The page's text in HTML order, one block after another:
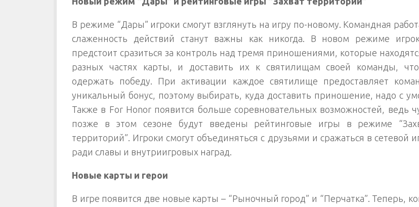
В режиме “Дары” игроки смогут взглянуть на игру по-новому. Командная
слаженность действий станут важны как никогда. В новом режиме
предстоит сразиться за контроль над тремя приношениями, которые
разных частях карты, и доставить их к святилищам своей команды,
одержать победу. При активации каждое святилище предоставляет
уникальный бонус, поэтому выбирать, куда доставить приношение, надо с
Также в For Honor появится больше соревновательных возможностей, ведь
позже в этом сезоне будут введены рейтинговые игры в режиме
территорий”. Игроки смогут объединяться с друзьями и сражаться в сетевой
ради славы и внутриигровых наград.
Новые карты и герои
В игре появится две новые карты – “Рыночный город” и “Перчатка”. Теперь,